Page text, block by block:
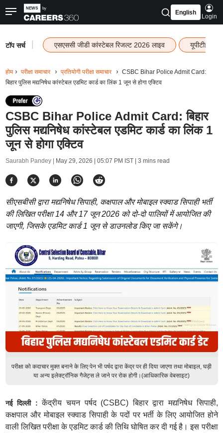
English
Login
टॉप सर्च एसएससी जीडी कांस्टेबल रिजल्ट 2026 लाइव यूपीटीईटी
होम परीक्षा समाचार प्रतियोगी परीक्षा समाचार
CSBC Bihar Police Admit Card:
बिहार पुलिस मद्यनिषेध कांस्टेबल एडमिट कार्ड का लिंक 1 जून से होगा एक्टिव
CSBC Bihar Police Admit Card: बिहार
पुलिस मद्यनिषेध कांस्टेबल एडमिट कार्ड का लिंक 1
जून से होगा एक्टिव
Saurabh Pandey | May 29, 2026 | 05:07 PM IST| 3 mins read
सीएसबीसी द्वारा मद्यनिषेध सिपाही, कक्षपाल और मोबाइल स्क्वाड सिपाही भर्ती
की लिखित परीक्षा 14 और 17 जून 2026 को दो-दो पालियों में आयोजित की
जाएगी, जिसके एडमिट कार्ड 1 जून से डाउनलोड किए जा सकेंगे।
परीक्षा को कदाचार मुक्त बनाने के लिए पेन भी पर्षद द्वारा केंद्र पर ही दिया जाएगा तथा मोबाइल, घड़ी
या अन्य इलेक्ट्रॉनिक गैजेट्स ले जाने पर रोक होगी।(आधिकारिक वेबसाइट)
नई दिल्ली :केंद्रीय चयन पर्षद (CSBC) बिहार द्वारा मद्यनिषेध सिपाही,
कक्षपाल और मोबाइल स्क्वाड सिपाही के पदों पर भर्ती के लिए आयोजित होने
वाली लिखित परीक्षा के एडमिट कार्ड की तिथि घोषित कर दी गई है। इस परीक्षा